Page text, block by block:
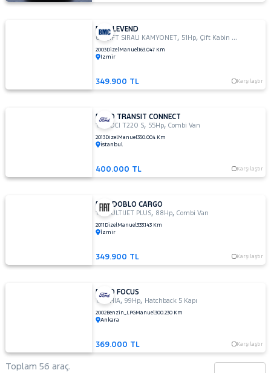
BMC LEVEND
60 ÇIFT SIRALI KAMYONET, 51Hp,Çift Kabin Pick up
2003DizelManuel163.047 Km
İzmir
349.900 TL Karşılaştır
FORD TRANSIT CONNECT
1.8 TDCI T220 S, 55Hp,Combi Van
2013DizelManuel350.004 Km
İstanbul
400.000 TL Karşılaştır
FIAT DOBLO CARGO
1.3 MULTIJET PLUS, 88Hp,Combi Van
2011 DizelManuel333.143 Km
İzmir
349.900 TL Karşılaştır
FORD FOCUS
1.6 GHIA,99Hp, Hatchback 5 Kapı
2002Benzin_LPGManuel300.230 Km
Ankara
369.000 TL Karşılaştır
Toplam 56 araç.